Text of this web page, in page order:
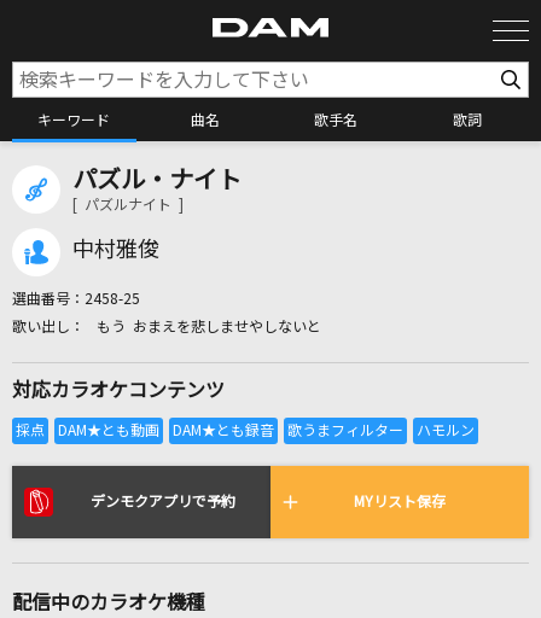
キーワード 曲名 歌手名 歌詞
カラオケ検索
全国りれき
リアルタイムで歌われている曲の一覧
パズル・ナイト
[ パズルナイト ]
中村雅俊
選曲番号： 2458-25
もう おまえを悲しませやしないと
対応カラオケコンテンツ
デンモクアプリで予約 MYリスト保存
配信中のカラオケ機種